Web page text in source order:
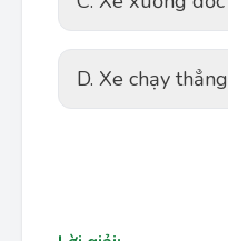
D. Xe chạy thẳng